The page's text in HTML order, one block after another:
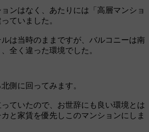
ンはなく、あたりには「高層マンショ
ていました。
は当時のままですが、バルコニーは南
全く違った環境でした。
側に回ってみます。
ていたので、お世辞にも良い環境とは
と家賃を優先しこのマンションにしま